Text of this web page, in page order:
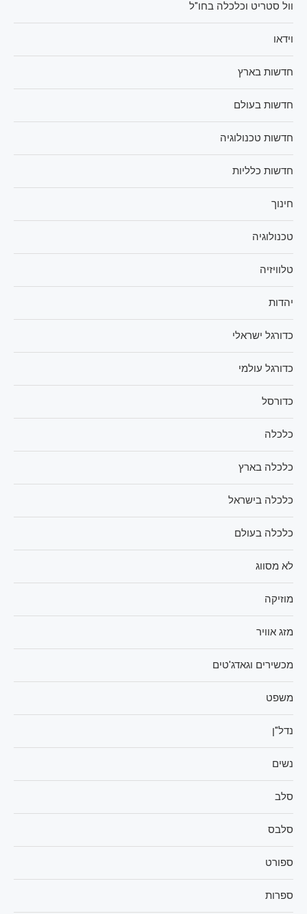
וול סטריט וכלכלה בחו"ל
וידאו
חדשות בארץ
חדשות בעולם
חדשות טכנולוגיה
חדשות כלליות
חינוך
טכנולוגיה
טלוויזיה
יהדות
כדורגל ישראלי
כדורגל עולמי
כדורסל
כלכלה
כלכלה בארץ
כלכלה בישראל
כלכלה בעולם
לא מסווג
מוזיקה
מזג אוויר
מכשירים וגאדג'טים
משפט
נדל"ן
נשים
סלב
סלבס
ספורט
ספרות